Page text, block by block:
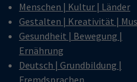
Menschen | Kultur | Länder
Gestalten | Kreativität |
Gesundheit | Bewegung |
Ernährung
Deutsch | Grundbildung |
Fremdsprachen